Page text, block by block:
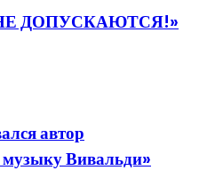
ДОПУСКАЮТСЯ!»
автор
музыку Вивальди»